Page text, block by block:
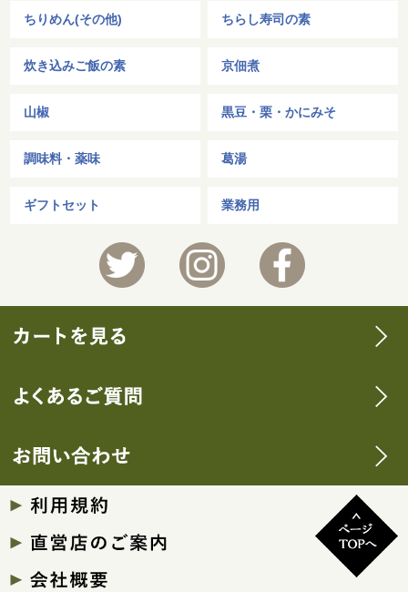
ちりめん(その他) ちらし寿司の素
炊き込みご飯の素 京佃煮
山椒 黒豆・栗・かにみそ
調味料・薬味 葛湯
ギフトセット 業務用